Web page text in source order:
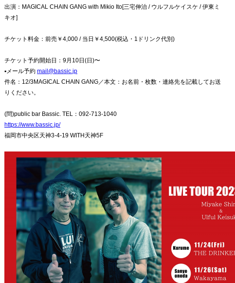
出演：MAGICAL CHAIN GANG with Mikio Ito[三宅伸治 / ウルフルケイスケ / 伊東ミ
キオ]
チケット料金：前売￥4,000 / 当日￥4,500(税込・1ドリンク代別)
チケット予約開始日：9月10日(日)〜
▪︎メール予約 mail@bassic.jp
件名：12/3MAGICAL CHAIN GANG／本文：お名前・枚数・連絡先を記載してお送
りください。
(問)public bar Bassic. TEL：092-713-1040
https://www.bassic.jp/
福岡市中央区天神3-4-19 WITH天神5F